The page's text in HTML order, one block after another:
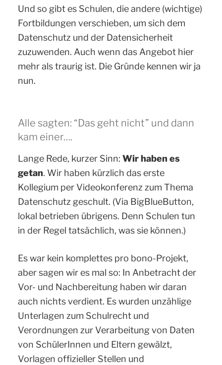
Und so gibt es Schulen, die andere (wichtige)
Fortbildungen verschieben, um sich dem
Datenschutz und der Datensicherheit
zuzuwenden. Auch wenn das Angebot hier
mehr als traurig ist. Die Gründe kennen wir ja
nun.
Alle sagten: “Das geht nicht” und dann
kam einer….
Lange Rede, kurzer Sinn: Wir haben es
getan. Wir haben kürzlich das erste
Kollegium per Videokonferenz zum Thema
Datenschutz geschult. (Via BigBlueButton,
lokal betrieben übrigens. Denn Schulen tun
in der Regel tatsächlich, was sie können.)
Es war kein komplettes pro bono-Projekt,
aber sagen wir es mal so: In Anbetracht der
Vor- und Nachbereitung haben wir daran
auch nichts verdient. Es wurden unzählige
Unterlagen zum Schulrecht und
Verordnungen zur Verarbeitung von Daten
von SchülerInnen und Eltern gewälzt,
Vorlagen offizieller Stellen und